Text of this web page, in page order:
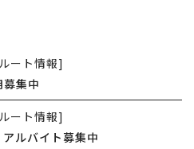
ート情報]
集中
ート情報]
ルバイト募集中